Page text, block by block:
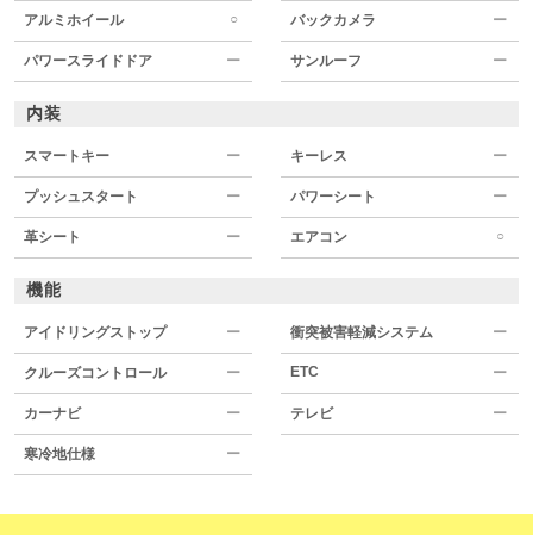
アルミホイール ○ バックカメラ ー
パワースライドドア ー サンルーフ ー
内装
スマートキー ー キーレス ー
プッシュスタート ー パワーシート ー
革シート ー エアコン ○
機能
アイドリングストップ ー 衝突被害軽減システム ー
クルーズコントロール ー ETC ー
カーナビ ー テレビ ー
寒冷地仕様 ー